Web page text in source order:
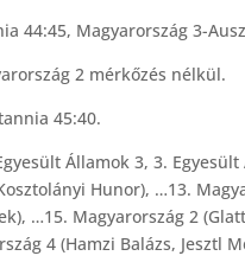
44:45, Magyarország 3-
2 mérkőzés nélkül.
45:40.
Államok 3, 3.
Hunor), …13.
…15. Magyarország 2
4 (Hamzi Balázs, Jesztl